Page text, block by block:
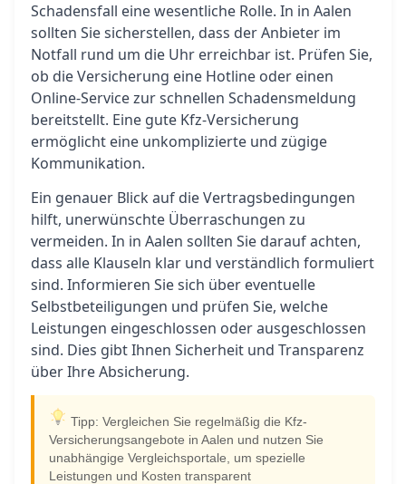
Schadensfall eine wesentliche Rolle. In in Aalen
sollten Sie sicherstellen, dass der Anbieter im
Notfall rund um die Uhr erreichbar ist. Prüfen Sie,
ob die Versicherung eine Hotline oder einen
Online-Service zur schnellen Schadensmeldung
bereitstellt. Eine gute Kfz-Versicherung
ermöglicht eine unkomplizierte und zügige
Kommunikation.
Ein genauer Blick auf die Vertragsbedingungen
hilft, unerwünschte Überraschungen zu
vermeiden. In in Aalen sollten Sie darauf achten,
dass alle Klauseln klar und verständlich formuliert
sind. Informieren Sie sich über eventuelle
Selbstbeteiligungen und prüfen Sie, welche
Leistungen eingeschlossen oder ausgeschlossen
sind. Dies gibt Ihnen Sicherheit und Transparenz
über Ihre Absicherung.
Tipp: Vergleichen Sie regelmäßig die Kfz-
Versicherungsangebote in Aalen und nutzen Sie
unabhängige Vergleichsportale, um spezielle
Leistungen und Kosten transparent